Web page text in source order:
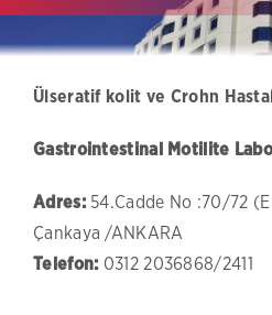
Ülseratif kolit ve Crohn
Gastrointestinal Motilite
Adres:54.Cadde No :70/72
Çankaya /ANKARA
Telefon: 0312 2036868/2411